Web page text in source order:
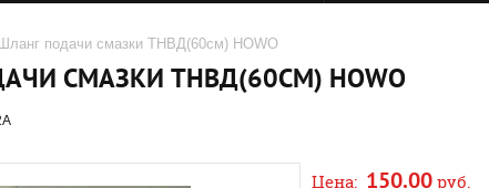
подачи смазки ТНВД(60см) HOWO
СМАЗКИ ТНВД(60СМ) HOWO
Цена: 150.00 руб.